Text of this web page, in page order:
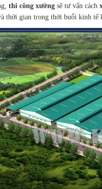
thi công xưởngsẽ tư vấn cách
thời gian trong thời buổi kinh tế